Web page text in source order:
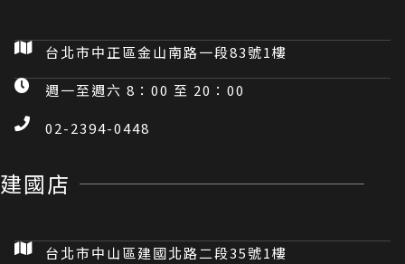
台北市中正區金山南路一段83號1樓
週一至週六 8：00 至 20：00
02-2394-0448
建國店
台北市中山區建國北路二段35號1樓